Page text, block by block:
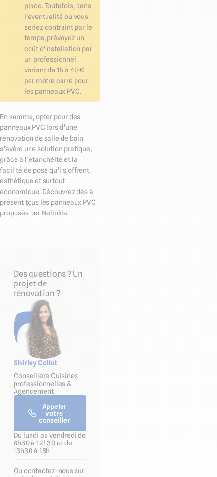
place. Toutefois, dans
l'éventualité où vous
seriez contraint par le
temps, prévoyez un
coût d'installation par
un professionnel
variant de 15 à 40 €
par mètre carré pour
les panneaux PVC.
En somme, opter pour des
panneaux PVC lors d’une
rénovation de salle de bain
s’avère une solution pratique,
grâce à l’étanchéité et la
facilité de pose qu’ils offrent,
esthétique et surtout
économique. Découvrez dès à
présent tous les panneaux PVC
proposés par Nelinkia.
Des questions ? Un
projet de
rénovation ?
Shirley Collot
Conseillère Cuisines
professionnelles &
Agencement
Appeler
votre
conseiller
Du lundi au vendredi de
8h30 à 12h30 et de
13h30 à 18h
Ou contactez-nous sur